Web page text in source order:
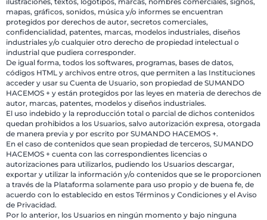
mapas, gráficos, sonidos, música y/o informes se encuentran
protegidos por derechos de autor, secretos comerciales,
confidencialidad, patentes, marcas, modelos industriales, diseños
industriales y/o cualquier otro derecho de propiedad intelectual o
industrial que pudiera corresponder.
De igual forma, todos los softwares, programas, bases de datos,
códigos HTML y archivos entre otros, que permiten a las Instituciones
acceder y usar su Cuenta de Usuario, son propiedad de SUMANDO
HACEMOS + y están protegidos por las leyes en materia de derechos de
autor, marcas, patentes, modelos y diseños industriales.
El uso indebido y la reproducción total o parcial de dichos contenidos
quedan prohibidos a los Usuarios, salvo autorización expresa, otorgada
de manera previa y por escrito por SUMANDO HACEMOS +.
En el caso de contenidos que sean propiedad de terceros, SUMANDO
HACEMOS + cuenta con las correspondientes licencias o
autorizaciones para utilizarlos, pudiendo los Usuarios descargar,
exportar y utilizar la información y/o contenidos que se le proporcionen
a través de la Plataforma solamente para uso propio y de buena fe, de
acuerdo con lo establecido en estos Términos y Condiciones y el Aviso
de Privacidad.
Por lo anterior, los Usuarios en ningún momento y bajo ninguna